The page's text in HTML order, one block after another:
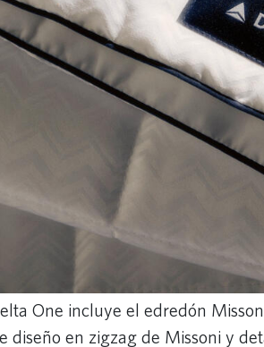
One incluye el edredón
diseño en zigzag de Missoni y